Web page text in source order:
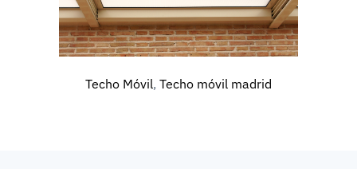
Techo Móvil, Techo móvil madrid